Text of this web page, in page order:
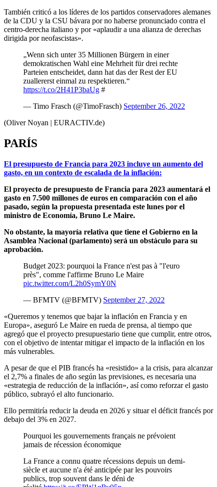
También criticó a los líderes de los partidos conservadores alemanes
de la CDU y la CSU bávara por no haberse pronunciado contra el
centro-derecha italiano y por «aplaudir a una alianza de derechas
dirigida por neofascistas».
„Wenn sich unter 35 Millionen Bürgern in einer
demokratischen Wahl eine Mehrheit für drei rechte
Parteien entscheidet, dann hat das der Rest der EU
zuallererst einmal zu respektieren.“
https://t.co/2H41P3baUg #
— Timo Frasch (@TimoFrasch) September 26, 2022
(Oliver Noyan | EURACTIV.de)
PARÍS
El presupuesto de Francia para 2023 incluye un aumento del
gasto, en un contexto de escalada de la inflación:
El proyecto de presupuesto de Francia para 2023 aumentará el
gasto en 7.500 millones de euros en comparación con el año
pasado, según la propuesta presentada este lunes por el
ministro de Economía, Bruno Le Maire.
No obstante, la mayoría relativa que tiene el Gobierno en la
Asamblea Nacional (parlamento) será un obstáculo para su
aprobación.
Budget 2023: pourquoi la France n'est pas à "l'euro
près", comme l'affirme Bruno Le Maire
pic.twitter.com/L2h0SymY0N
— BFMTV (@BFMTV) September 27, 2022
«Queremos y tenemos que bajar la inflación en Francia y en
Europa», aseguró Le Maire en rueda de prensa, al tiempo que
agregó que el proyecto presupuestario tiene que cumplir, entre otros,
con el objetivo de intentar mitigar el impacto de la inflación en los
más vulnerables.
A pesar de que el PIB francés ha «resistido» a la crisis, para alcanzar
el 2,7% a finales de año según las previsiones, es necesaria una
«estrategia de reducción de la inflación», así como reforzar el gasto
público, subrayó el alto funcionario.
Ello permitiría reducir la deuda en 2026 y situar el déficit francés por
debajo del 3% en 2027.
Pourquoi les gouvernements français ne prévoient
jamais de récession économique
La France a connu quatre récessions depuis un demi-
siècle et aucune n'a été anticipée par les pouvoirs
publics, trop souvent dans le déni de